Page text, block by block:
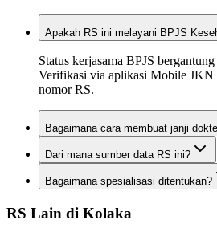
Apakah RS ini melayani BPJS
Status kerjasama BPJS
Verifikasi via aplikasi Mobile JKN
nomor RS.
Bagaimana cara membuat janji
Dari mana sumber data RS ini?
Bagaimana spesialisasi ditentukan?
RS Lain di Kolaka